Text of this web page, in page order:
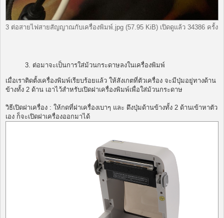
3 ต่อสายไฟสายสัญญาณกับเครื่องพิมพ์.jpg (57.95 KiB) เปิดดูแล้ว 34386 ครั้ง
3. ต่อมาจะเป็นการใส่ม้วนกระดาษลงในเครื่องพิมพ์
เมื่อเราติดตั้งเครื่องพิมพ์เรียบร้อยแล้ว ให้สังเกตที่ตัวเครื่อง จะมีปุ่มอยู่ทางด้าน
ข้างทั้ง 2 ด้าน เอาไว้สำหรับเปิดฝาเครื่องพิมพ์เพื่อใส่ม้วนกระดาษ
วิธีเปิดฝาเครื่อง : ให้กดที่ฝาเครื่องเบาๆ และ ดึงปุ่มด้านข้างทั้ง 2 ด้านเข้าหาตัว
เอง ก็จะเปิดฝาเครื่องออกมาได้